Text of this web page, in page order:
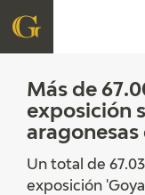
FUNDACIÓN
QUIENES SOMOS
CENTRO DE
Más de
exposición
aragonesas
Un total de
exposición 'Goya